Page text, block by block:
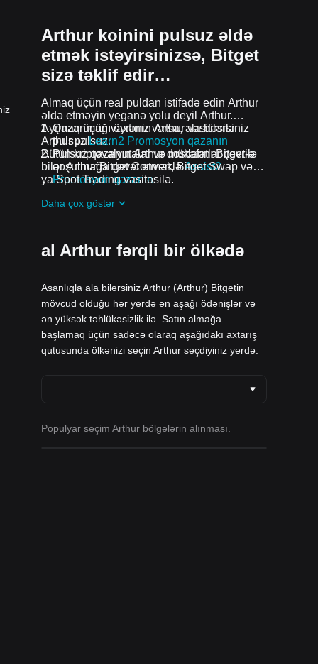
Arthur koinini pulsuz əldə
etmək istəyirsinizsə, Bitget
sizə təklif edir…
Almaq üçün real puldan istifadə edin Arthur
əldə etməyin yeganə yolu deyil Arthur.
Ayrmaq üçün vaxtınız varsa, ala bilərsiniz
Arthur pulsuz.
Qazanmağı öyrənin Arthur vasitəsilə
pulsuz Learn2 Promosyon qazanın
Pulsuz qazanın Arthur dostlarını Bitget-ə
qoşulmağa dəvət etməkləAssist2
Promosyon qazanın
davam edən problemlər və promosyonlar
Bütün kriptovalyutalar və mükafatlar çevrilə
bilər Arthur Bitget Convert, Bitget Swap və
ya Spot Trading vasitəsilə.
Daha çox göstər
al Arthur fərqli bir ölkədə
Asanlıqla ala bilərsiniz Arthur (Arthur) Bitgetin
mövcud olduğu hər yerdə ən aşağı ödənişlər və
ən yüksək təhlükəsizlik ilə. Satın almağa
başlamaq üçün sadəcə olaraq aşağıdakı axtarış
qutusunda ölkənizi seçin Arthur seçdiyiniz yerdə:
Populyar seçim Arthur bölgələrin alınması.